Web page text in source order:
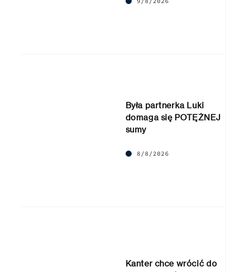
Była partnerka Luki
domaga się POTĘŻNEJ
sumy
8/8/2026
Kanter chce wrócić do